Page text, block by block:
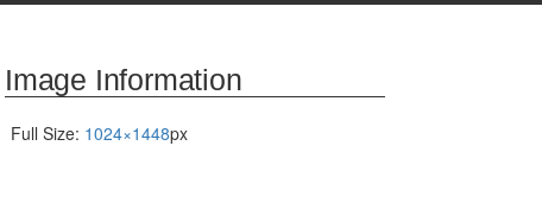
Image Information
Full Size: 1024×1448px